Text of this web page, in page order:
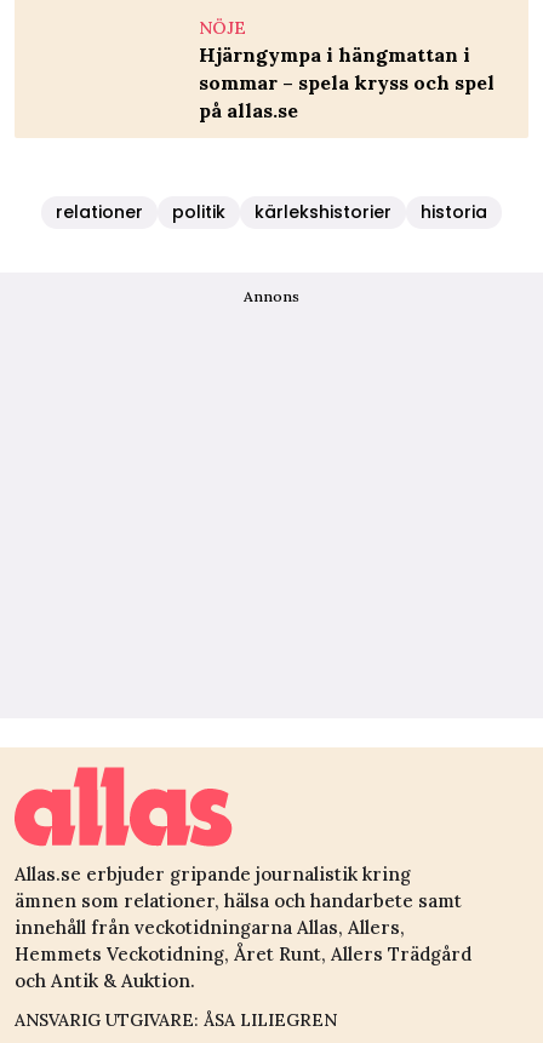
NÖJE
Hjärngympa i hängmattan i
sommar – spela kryss och spel
på allas.se
relationer politik kärlekshistorier historia
Annons
Allas.se erbjuder gripande journalistik kring
ämnen som relationer, hälsa och handarbete samt
innehåll från veckotidningarna Allas, Allers,
Hemmets Veckotidning, Året Runt, Allers Trädgård
och Antik & Auktion.
ANSVARIG UTGIVARE: ÅSA LILIEGREN